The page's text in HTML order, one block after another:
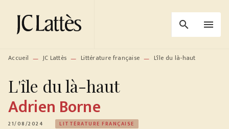
MENU RECHERCHE
PIED DE PAGE
search menu
Accueil — JC Lattès — Littérature française — L'île du là-haut
L'île du là-haut
Adrien Borne
21/08/2024 LITTÉRATURE FRANÇAISE